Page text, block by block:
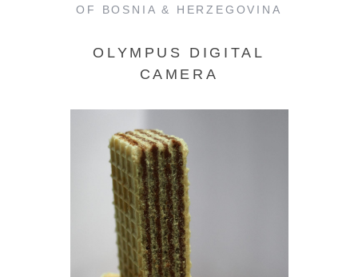
OF BOSNIA & HERZEGOVINA
OLYMPUS DIGITAL
CAMERA